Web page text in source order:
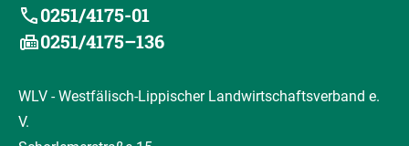
0251/4175-01
0251/4175–136
WLV - Westfälisch-Lippischer Landwirtschaftsverband e.
V.